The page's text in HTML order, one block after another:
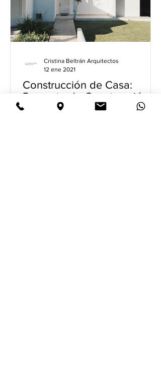
Construcción de Casa:
Proyecto de Construcción
de Vivienda Unifamiliar,
Cristina Beltrán Arquitectos
12 ene 2021